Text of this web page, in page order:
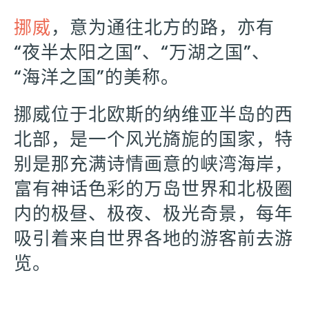
挪威，意为通往北方的路，亦有
“夜半太阳之国”、“万湖之国”、
“海洋之国”的美称。
挪威位于北欧斯的纳维亚半岛的西
北部，是一个风光旖旎的国家，特
别是那充满诗情画意的峡湾海岸，
富有神话色彩的万岛世界和北极圈
内的极昼、极夜、极光奇景，每年
吸引着来自世界各地的游客前去游
览。